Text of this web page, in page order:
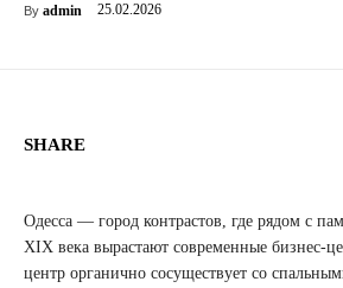
By admin 25.02.2026
SHARE
Одесса — город контрастов, где рядом с
XIX века вырастают современные бизнес-
центр органично сосуществует со